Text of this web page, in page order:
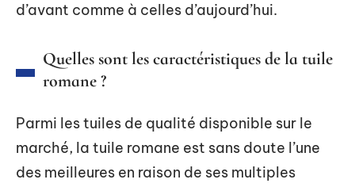
d’avant comme à celles d’aujourd’hui.
Quelles sont les caractéristiques de la tuile
romane ?
Parmi les tuiles de qualité disponible sur le
marché, la tuile romane est sans doute l’une
des meilleures en raison de ses multiples